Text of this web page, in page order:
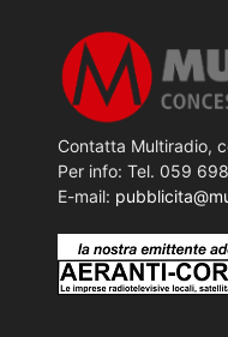
Contatta Multiradio,
Per info: Tel. 059
E-mail: